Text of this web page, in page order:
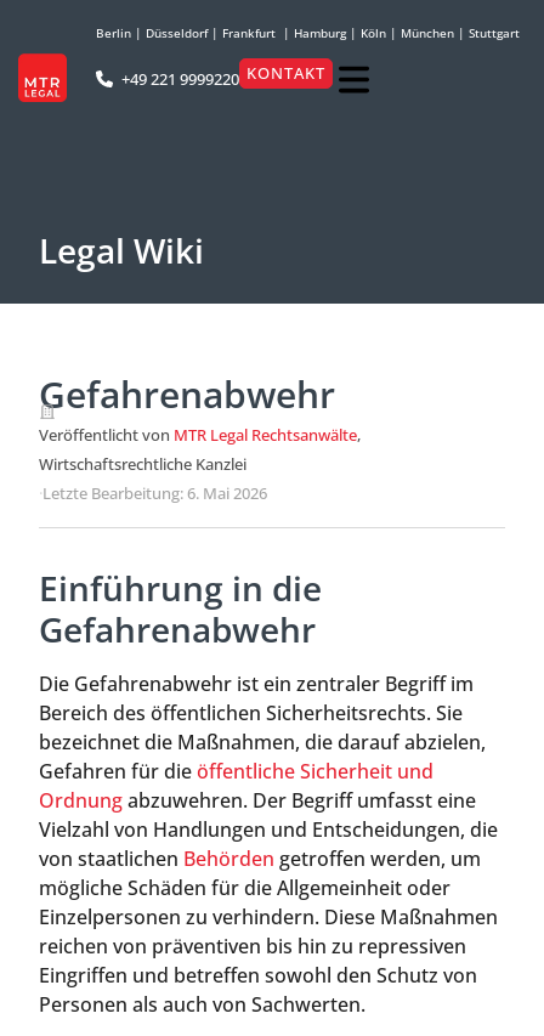
Berlin | Düsseldorf| Frankfurt | Hamburg| Köln | München | Stuttgart
+49 221 9999220 KONTAKT
Legal Wiki
Gefahrenabwehr
Veröffentlicht von MTR Legal Rechtsanwälte,
Wirtschaftsrechtliche Kanzlei
·Letzte Bearbeitung: 6. Mai 2026
Einführung in die
Gefahrenabwehr
Die Gefahrenabwehr ist ein zentraler Begriff im
Bereich des öffentlichen Sicherheitsrechts. Sie
bezeichnet die Maßnahmen, die darauf abzielen,
Gefahren für dieöffentliche Sicherheit und
Ordnungabzuwehren. Der Begriff umfasst eine
Vielzahl von Handlungen und Entscheidungen, die
von staatlichen Behörden getroffen werden, um
mögliche Schäden für die Allgemeinheit oder
Einzelpersonen zu verhindern. Diese Maßnahmen
reichen von präventiven bis hin zu repressiven
Eingriffen und betreffen sowohl den Schutz von
Personen als auch von Sachwerten.